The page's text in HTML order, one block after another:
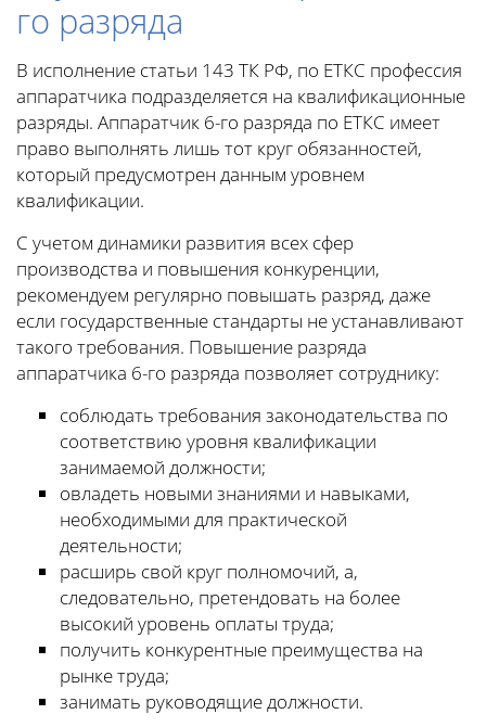
го разряда
В исполнение статьи 143 ТК РФ, по ЕТКС профессия
аппаратчика подразделяется на квалификационные
разряды. Аппаратчик 6-го разряда по ЕТКС имеет
право выполнять лишь тот круг обязанностей,
который предусмотрен данным уровнем
квалификации.
С учетом динамики развития всех сфер
производства и повышения конкуренции,
рекомендуем регулярно повышать разряд, даже
если государственные стандарты не устанавливают
такого требования. Повышение разряда
аппаратчика 6-го разряда позволяет сотруднику:
соблюдать требования законодательства по
соответствию уровня квалификации
занимаемой должности;
овладеть новыми знаниями и навыками,
необходимыми для практической
деятельности;
расширь свой круг полномочий, а,
следовательно, претендовать на более
высокий уровень оплаты труда;
получить конкурентные преимущества на
рынке труда;
занимать руководящие должности.